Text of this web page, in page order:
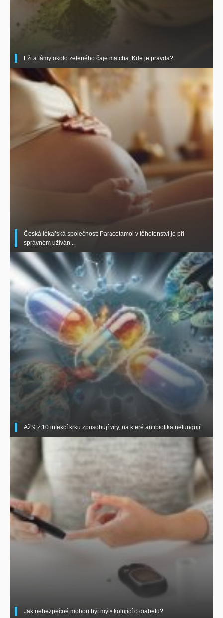
Lži a fámy okolo zeleného čaje matcha. Kde je pravda?
Česká lékařská společnost: Paracetamol v těhotenství je při
správném užíván ..
Až 9 z 10 infekcí krku způsobují viry, na které antibiotika nefungují
Jak nebezpečné mohou být mýty kolující o diabetu?